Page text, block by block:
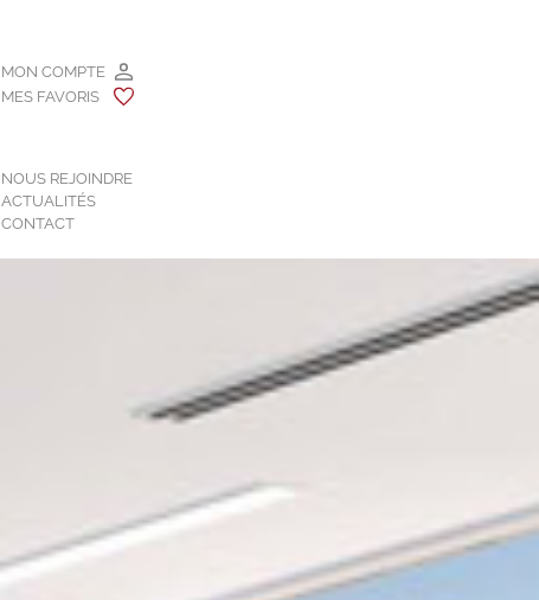
MON COMPTE
MES FAVORIS
NOUS REJOINDRE
ACTUALITÉS
CONTACT